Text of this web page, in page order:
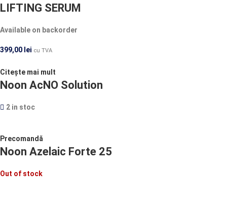
LIFTING SERUM
Available on backorder
399,00 lei cu TVA
Citește mai mult
Noon AcNO Solution
2 in stoc
Precomandă
Noon Azelaic Forte 25
Out of stock